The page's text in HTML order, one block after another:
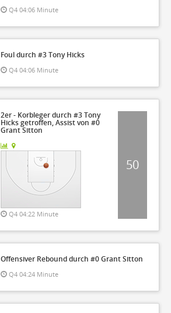
Q4 04:06 Minute
Foul durch #3 Tony Hicks
Q4 04:06 Minute
2er - Korbleger durch #3 Tony
Hicks getroffen, Assist von #0
Grant Sitton
Q4 04:22 Minute
50
Offensiver Rebound durch #0 Grant Sitton
Q4 04:24 Minute